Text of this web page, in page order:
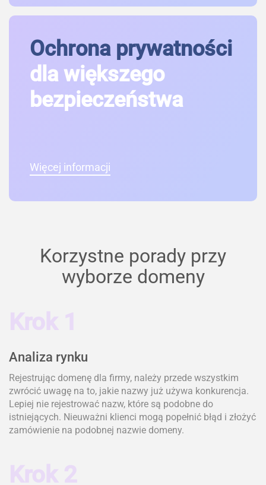
Ochrona prywatności
dla większego
bezpieczeństwa
Więcej informacji
Korzystne porady przy
wyborze domeny
Krok 1
Analiza rynku
Rejestrując domenę dla firmy, należy przede wszystkim
zwrócić uwagę na to, jakie nazwy już używa konkurencja.
Lepiej nie rejestrować nazw, które są podobne do
istniejących. Nieuważni klienci mogą popełnić błąd i złożyć
zamówienie na podobnej nazwie domeny.
Krok 2